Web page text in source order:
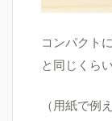
コンパクト
と同じくら
（用紙で例